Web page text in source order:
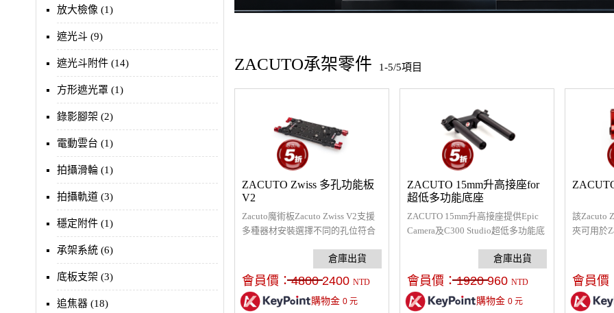
放大檢像 (1)
遮光斗 (9)
遮光斗附件 (14)
方形遮光罩 (1)
錄影腳架 (2)
電動雲台 (1)
拍攝滑輪 (1)
拍攝軌道 (3)
穩定附件 (1)
承架系統 (6)
底板支架 (3)
追焦器 (18)
ZACUTO承架零件 1-5/5項目
ZACUTO Zwiss 多孔功能板
V2
Zacuto魔術板Zacuto Zwiss V2支援
多種器材安裝選擇不同的孔位符合
座、混音器…等等設備，支援管徑
為15mm，可安裝於你的承架上。
會員價：4800 2400 NTD
購物金 0元
ZACUTO 15mm升高接座for
超低多功能底座
ZACUTO 15mm升高接座提供Epic
Camera及C300 Studio超低多功能底
會員價：1920 960 NTD
購物金 0元
該Zacuto
夾可用於
口，可以
桿。
會員價